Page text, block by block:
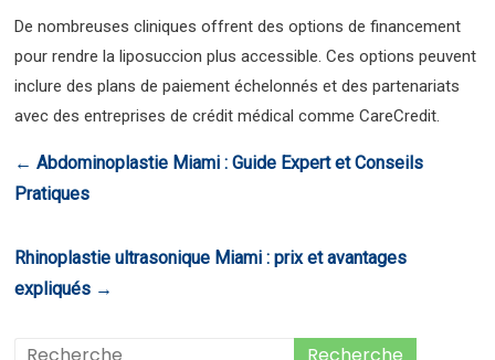
De nombreuses cliniques offrent des options de financement
pour rendre la liposuccion plus accessible. Ces options peuvent
inclure des plans de paiement échelonnés et des partenariats
avec des entreprises de crédit médical comme CareCredit.
← Abdominoplastie Miami : Guide Expert et Conseils
Pratiques
Rhinoplastie ultrasonique Miami : prix et avantages
expliqués →